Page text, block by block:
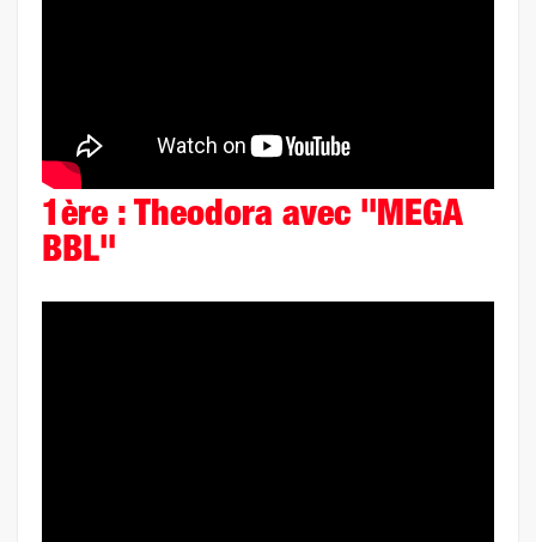
1ère : Theodora avec "MEGA
BBL"